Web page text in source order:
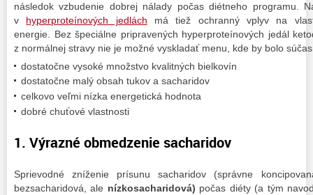
následok vzbudenie dobrej nálady počas diétneho programu.
v hyperproteínových jedlách má tiež ochranný vplyv na
energie. Bez špeciálne pripravených hyperproteínových jedál
z normálnej stravy nie je možné vyskladať menu, kde by bolo
dostatočne vysoké množstvo kvalitných bielkovín
dostatočne malý obsah tukov a sacharidov
celkovo veľmi nízka energetická hodnota
dobré chuťové vlastnosti
1. Výrazné obmedzenie sacharidov
Sprievodné zníženie prísunu sacharidov (správne
bezsacharidová, ale nízkosacharidová) počas diéty (a tým